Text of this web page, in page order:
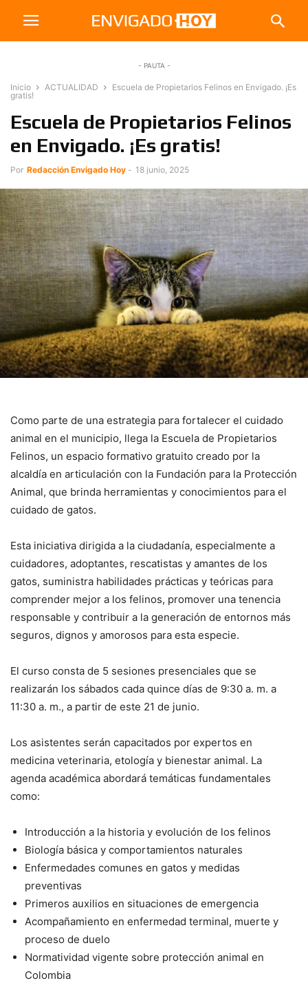
- PAUTA -
Inicio ACTUALIDAD
Escuela de Propietarios Felinos en Envigado. ¡Es
gratis!
Escuela de Propietarios Felinos
en Envigado. ¡Es gratis!
Por Redacción Envigado Hoy - 18 junio, 2025
Como parte de una estrategia para fortalecer el cuidado
animal en el municipio, llega la Escuela de Propietarios
Felinos, un espacio formativo gratuito creado por la
alcaldía en articulación con la Fundación para la Protección
Animal, que brinda herramientas y conocimientos para el
cuidado de gatos.
Esta iniciativa dirigida a la ciudadanía, especialmente a
cuidadores, adoptantes, rescatistas y amantes de los
gatos, suministra habilidades prácticas y teóricas para
comprender mejor a los felinos, promover una tenencia
responsable y contribuir a la generación de entornos más
seguros, dignos y amorosos para esta especie.
El curso consta de 5 sesiones presenciales que se
realizarán los sábados cada quince días de 9:30 a. m. a
11:30 a. m., a partir de este 21 de junio.
Los asistentes serán capacitados por expertos en
medicina veterinaria, etología y bienestar animal. La
agenda académica abordará temáticas fundamentales
como:
Introducción a la historia y evolución de los felinos
Biología básica y comportamientos naturales
Enfermedades comunes en gatos y medidas
preventivas
Primeros auxilios en situaciones de emergencia
Acompañamiento en enfermedad terminal, muerte y
proceso de duelo
Normatividad vigente sobre protección animal en
Colombia